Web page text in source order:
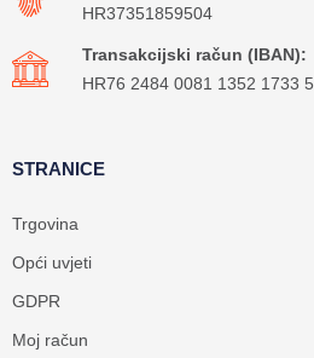
HR37351859504
Transakcijski račun (IBAN):
HR76 2484 0081 1352 1733 5
STRANICE
Trgovina
Opći uvjeti
GDPR
Moj račun